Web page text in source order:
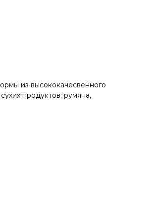
из высококачесвенного
продуктов: румяна,